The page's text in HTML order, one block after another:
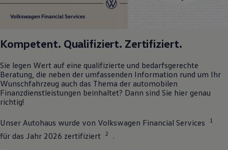
Kompetent. Qualifiziert. Zertifiziert.
Sie legen Wert auf eine qualifizierte und bedarfsgerechte
Beratung, die neben der umfassenden Information rund um Ihr
Wunschfahrzeug auch das Thema der automobilen
Finanzdienstleistungen beinhaltet? Dann sind Sie hier genau
richtig!
Unser Autohaus wurde von Volkswagen Financial Services 1
für das Jahr 2026 zertifiziert 2
.